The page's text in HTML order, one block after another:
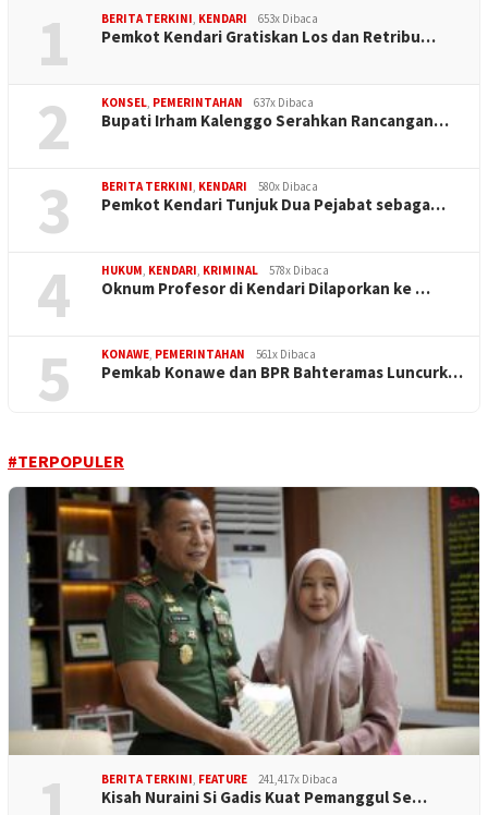
1 BERITA TERKINI, KENDARI 653x Dibaca
Pemkot Kendari Gratiskan Los dan Retribu…
2 KONSEL, PEMERINTAHAN 637x Dibaca
Bupati Irham Kalenggo Serahkan Rancangan…
3 BERITA TERKINI, KENDARI 580x Dibaca
Pemkot Kendari Tunjuk Dua Pejabat sebaga…
4 HUKUM, KENDARI, KRIMINAL 578x Dibaca
Oknum Profesor di Kendari Dilaporkan ke …
5 KONAWE, PEMERINTAHAN 561x Dibaca
Pemkab Konawe dan BPR Bahteramas Luncurk…
#TERPOPULER
BERITA TERKINI, FEATURE 241,417x Dibaca
Kisah Nuraini Si Gadis Kuat Pemanggul Se…